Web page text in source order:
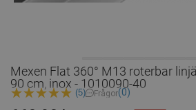
Mexen Flat 360° M13 roterbar
90 cm, inox - 1010090-40
(5) Frågor(0)